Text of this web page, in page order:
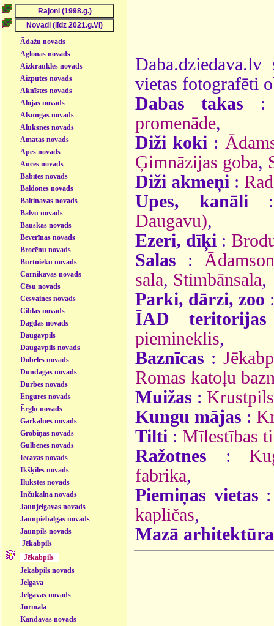
Ādažu novads
Aglonas novads
Aizkraukles novads
Aizputes novads
Aknīstes novads
Alojas novads
Alsungas novads
Alūksnes novads
Amatas novads
Apes novads
Auces novads
Babītes novads
Baldones novads
Baltinavas novads
Balvu novads
Bauskas novads
Beverīnas novads
Brocēnu novads
Burtnieku novads
Carnikavas novads
Cēsu novads
Cesvaines novads
Ciblas novads
Dagdas novads
Daugavpils
Daugavpils novads
Dobeles novads
Dundagas novads
Durbes novads
Engures novads
Ērgļu novads
Garkalnes novads
Grobiņas novads
Gulbenes novads
Iecavas novads
Ikšķiles novads
Ilūkstes novads
Inčukalna novads
Jaunjelgavas novads
Jaunpiebalgas novads
Jaunpils novads
Jēkabpils
Jēkabpils
Jēkabpils novads
Jelgava
Jelgavas novads
Jūrmala
Kandavas novads
vietas fotografēti
Dabas takas
promenāde,
Diži koki :
Ģimnāzijas goba,
Diži akmeņi :
Upes, kanāli
Daugavu),
Ezeri, dīķi :
Salas :
sala, Stimbānsala,
Parki, dārzi, zoo
ĪAD teritorijas
piemineklis,
Baznīcas :
Romas katoļu
Muižas :
Kungu mājas :
Tilti : Mīlestības
Ražotnes :
fabrika,
Piemiņas vietas
kapličas,
Mazā arhitektūra